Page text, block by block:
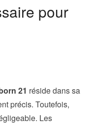
pour
21 réside dans sa
précis. Toutefois,
Les